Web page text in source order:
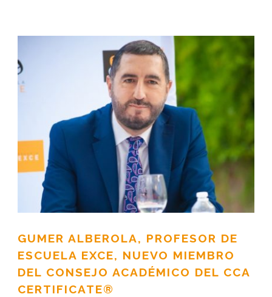
GUMER ALBEROLA, PROFESOR DE
ESCUELA EXCE, NUEVO MIEMBRO
DEL CONSEJO ACADÉMICO DEL CCA
CERTIFICATE®